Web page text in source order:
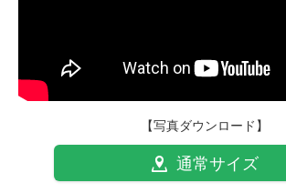
【写真ダウンロード】
通常サイズ